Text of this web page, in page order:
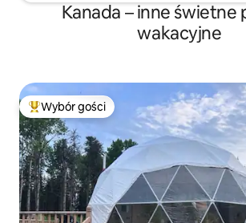
Kanada – inne świetne
wakacyjne
Najpopularniejsze z kategorii Wybór gości
Wybór gości